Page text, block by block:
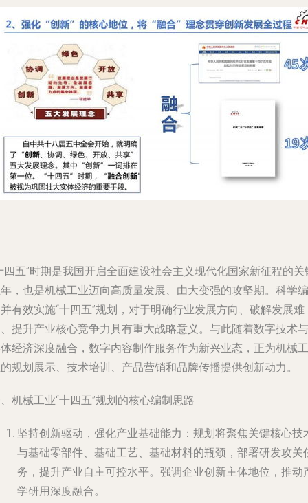
四五”时期是我国开启全面建设社会主义现代化国家新征程的关
，也是机械工业迈向高质量发展、由大变强的攻坚期。科学编
有效实施“十四五”规划，对于明确行业发展方向、破解发展难
提升产业核心竞争力具有重大战略意义。与此随着数字技术与
经济深度融合，数字内容制作服务作为新兴业态，正为机械工
规划展示、技术培训、产品营销和品牌传播提供创新动力。
机械工业“十四五”规划的核心编制思路
坚持创新驱动，强化产业基础能力 ：规划将聚焦关键核心技
与基础零部件、基础工艺、基础材料的瓶颈，部署研发攻关
务，提升产业自主可控水平。强调企业创新主体地位，推动
学研用深度融合。